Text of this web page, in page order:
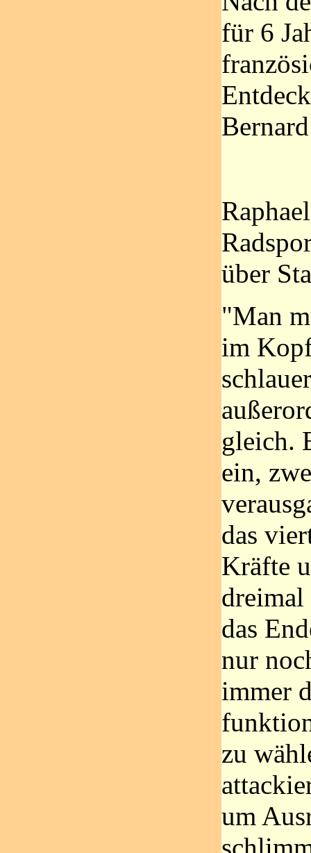
für 6
über
"Man
im
gleich.
ein,
das
Kräfte
dreimal
das
nur
immer
zu
um